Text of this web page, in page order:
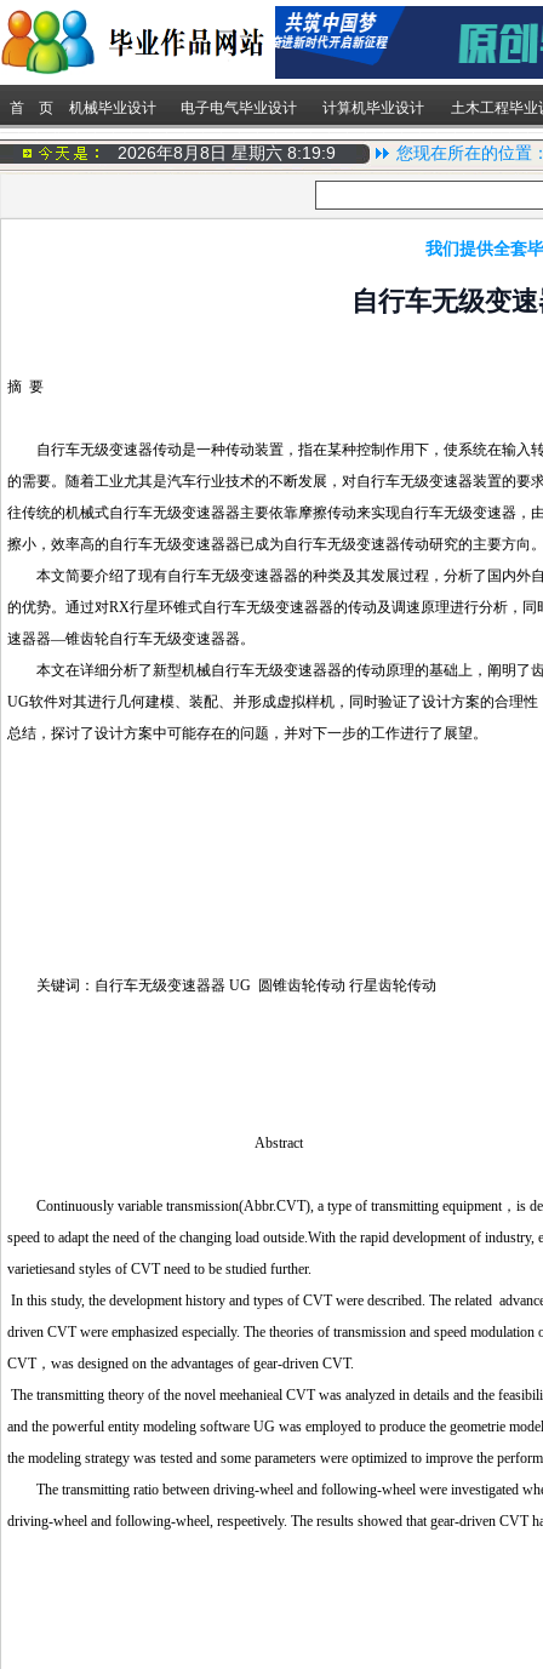
首 页 机械毕业设计 电子电气毕业设计 计算机毕业设计 土木工程毕业
2026年8月8日 星期六 8:19:9 您现在所在的位置
我们提供全套
自行车无级变
摘 要
自行车无级变速器传动是一种传动装置，指在某种控制作用下，使系统在输入
的需要。随着工业尤其是汽车行业技术的不断发展，对自行车无级变速器装置的
往传统的机械式自行车无级变速器器主要依靠摩擦传动来实现自行车无级变速器
擦小，效率高的自行车无级变速器器已成为自行车无级变速器传动研究的主要方向
本文简要介绍了现有自行车无级变速器器的种类及其发展过程，分析了国内外
的优势。通过对RX行星环锥式自行车无级变速器器的传动及调速原理进行分析，
速器器—锥齿轮自行车无级变速器器。
本文在详细分析了新型机械自行车无级变速器器的传动原理的基础上，阐明了
UG软件对其进行几何建模、装配、并形成虚拟样机，同时验证了设计方案的合理
总结，探讨了设计方案中可能存在的问题，并对下一步的工作进行了展望。
关键词：自行车无级变速器器 UG 圆锥齿轮传动 行星齿轮传动
Abstract
Continuously variable transmission(Abbr.CVT), a type of transmitting equipment，is
speed to adapt the need of the changing load outside.With the rapid development of
varietiesand styles of CVT need to be studied further.
In this study, the development history and types of CVT were described. The related
driven CVT were emphasized especially. The theories of transmission and speed
CVT，was designed on the advantages of gear-driven CVT.
The transmitting theory of the novel meehanieal CVT was analyzed in details and the
and the powerful entity modeling software UG was employed to produce the geometrie
the modeling strategy was tested and some parameters were optimized to improve the
The transmitting ratio between driving-wheel and following-wheel were investigated
driving-wheel and following-wheel, respeetively. The results showed that gear-driven CVT